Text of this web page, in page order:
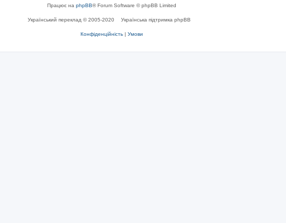
Працює на phpBB® Forum Software © phpBB Limited
Український переклад © 2005-2020 Українська підтримка phpBB
Конфіденційність | Умови